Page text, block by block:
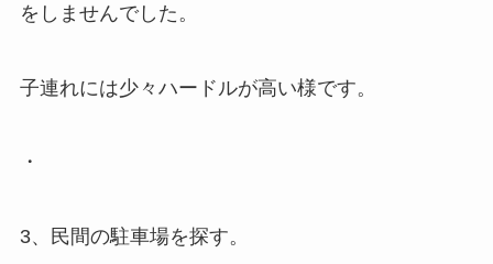
をしませんでした。
子連れには少々ハードルが高い様です。
・
3、民間の駐車場を探す。